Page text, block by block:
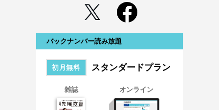
バックナンバー読み放題
初月無料 スタンダードプラン
雑誌 オンライン